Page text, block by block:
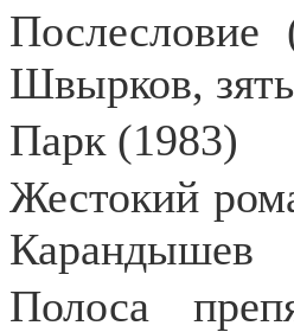
Послесловие
Швырков, зять
Парк (1983)
Жестокий
Карандышев
Полоса